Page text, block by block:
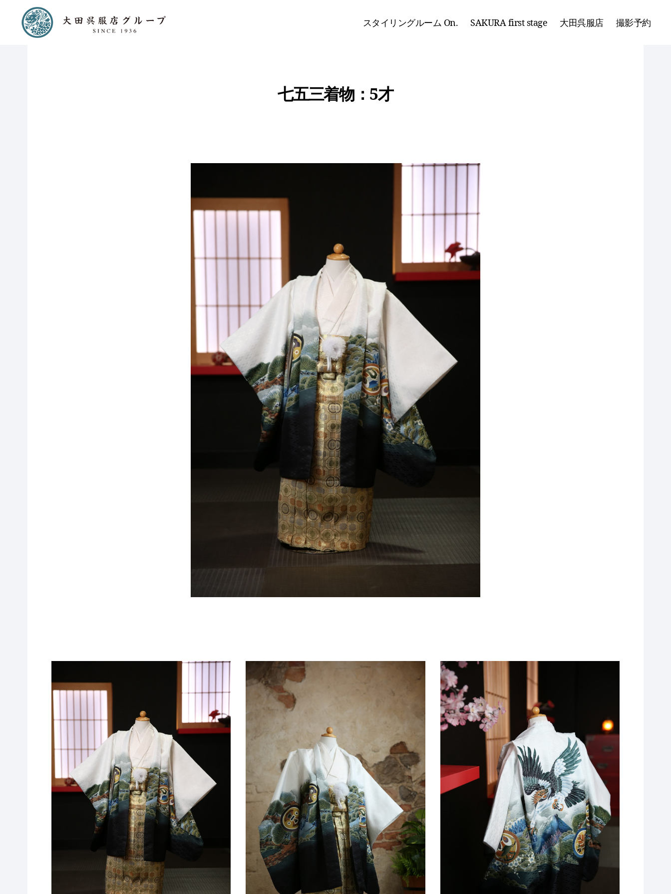
スタイリングルーム On. SAKURA first stage 大田呉服店 撮影予約
七五三着物：5才